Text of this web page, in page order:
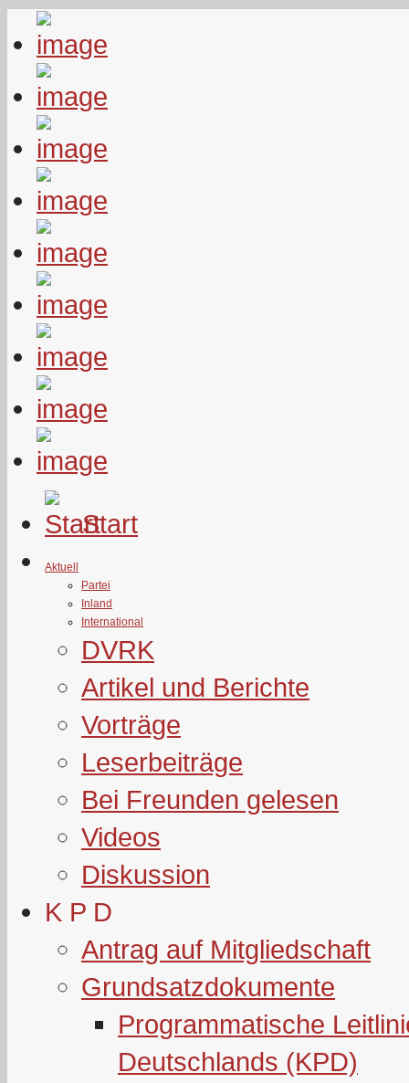
Start
Aktuell
Partei
Inland
International
DVRK
Artikel und Berichte
Vorträge
Leserbeiträge
Bei Freunden gelesen
Videos
Diskussion
K P D
Antrag auf Mitgliedschaft
Grundsatzdokumente
Programmatische
Deutschlands (KPD)